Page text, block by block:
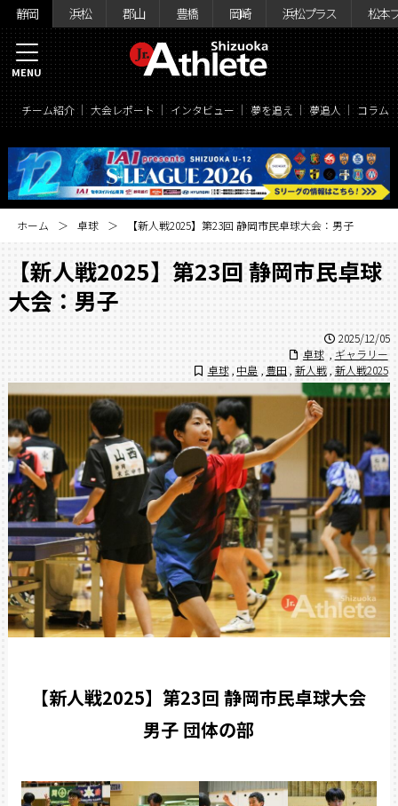
静岡 浜松 郡山 豊橋 岡崎 浜松プラス 松本
チーム紹介 大会レポート インタビュー 夢を追え 夢追人 コラム
MENU
ホーム 卓球 【新人戦2025】第23回 静岡市民卓球大会：男子
【新人戦2025】第23回 静岡市民卓球
大会：男子
2025/12/05
卓球
ギャラリー
卓球 , 中島 豊田 新人戦 新人戦2025
【新人戦2025】第23回 静岡市民卓球大会
男子 団体の部